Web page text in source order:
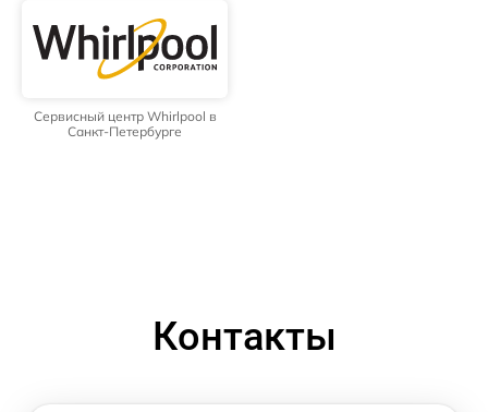
Сервисный центр Whirlpool в
Санкт-Петербурге
Контакты